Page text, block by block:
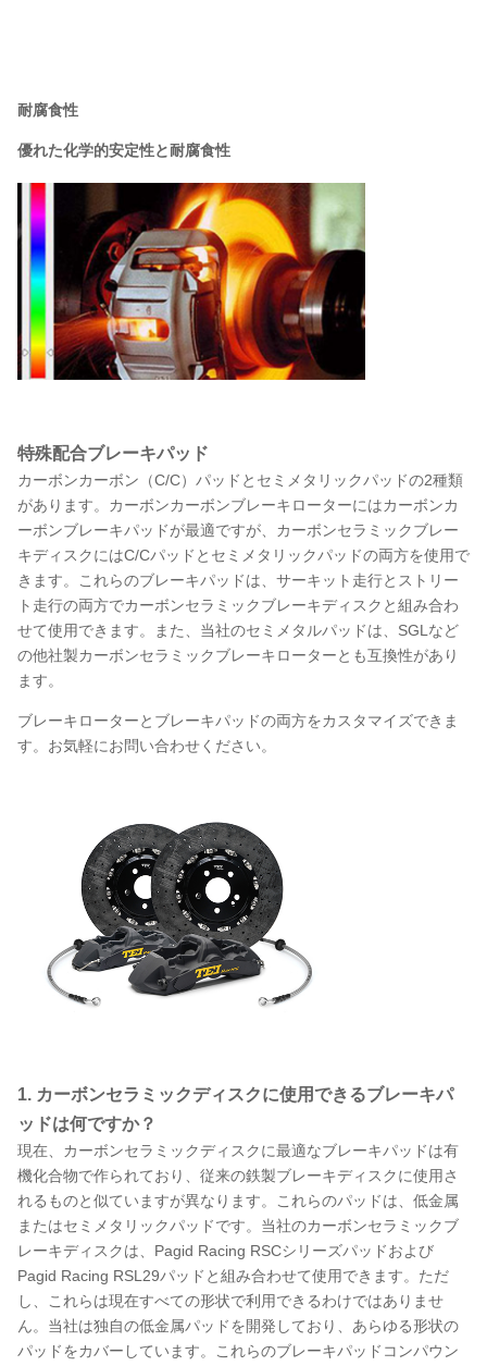
耐腐食性
優れた化学的安定性と耐腐食性
特殊配合ブレーキパッド
カーボンカーボン（C/C）パッドとセミメタリックパッドの2種類
があります。カーボンカーボンブレーキローターにはカーボンカ
ーボンブレーキパッドが最適ですが、カーボンセラミックブレー
キディスクにはC/Cパッドとセミメタリックパッドの両方を使用で
きます。これらのブレーキパッドは、サーキット走行とストリー
ト走行の両方でカーボンセラミックブレーキディスクと組み合わ
せて使用できます。また、当社のセミメタルパッドは、SGLなど
の他社製カーボンセラミックブレーキローターとも互換性があり
ます。
ブレーキローターとブレーキパッドの両方をカスタマイズできま
す。お気軽にお問い合わせください。
1. カーボンセラミックディスクに使用できるブレーキパ
ッドは何ですか？
現在、カーボンセラミックディスクに最適なブレーキパッドは有
機化合物で作られており、従来の鉄製ブレーキディスクに使用さ
れるものと似ていますが異なります。これらのパッドは、低金属
またはセミメタリックパッドです。当社のカーボンセラミックブ
レーキディスクは、Pagid Racing RSCシリーズパッドおよび
Pagid Racing RSL29パッドと組み合わせて使用できます。ただ
し、これらは現在すべての形状で利用できるわけではありませ
ん。当社は独自の低金属パッドを開発しており、あらゆる形状の
パッドをカバーしています。これらのブレーキパッドコンパウン